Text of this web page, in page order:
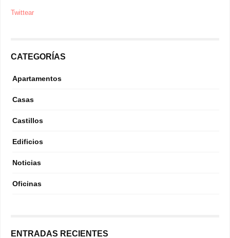
Twittear
CATEGORÍAS
Apartamentos
Casas
Castillos
Edificios
Noticias
Oficinas
ENTRADAS RECIENTES